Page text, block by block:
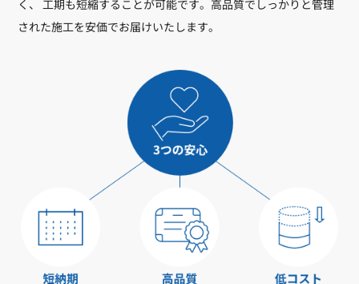
く、 工期も短縮することが可能です。高品質でしっかりと管理
された施工を安価でお届けいたします。